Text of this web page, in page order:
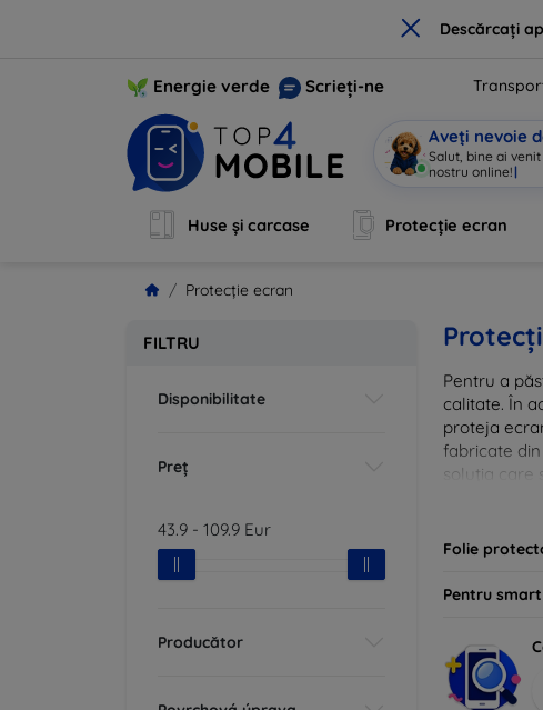
× Descărcați
Energie verde Scrieți-ne
Aveți nevoie
Salut, bine ai
nostru online!|
Huse și carcase Protecție ecran
Protecție ecran
FILTRU
Disponibilitate
Preț
43.9 - 109.9 Eur
Producător
Pentru a
calitate. În
proteja
fabricate
soluția care
Folie
Pentru